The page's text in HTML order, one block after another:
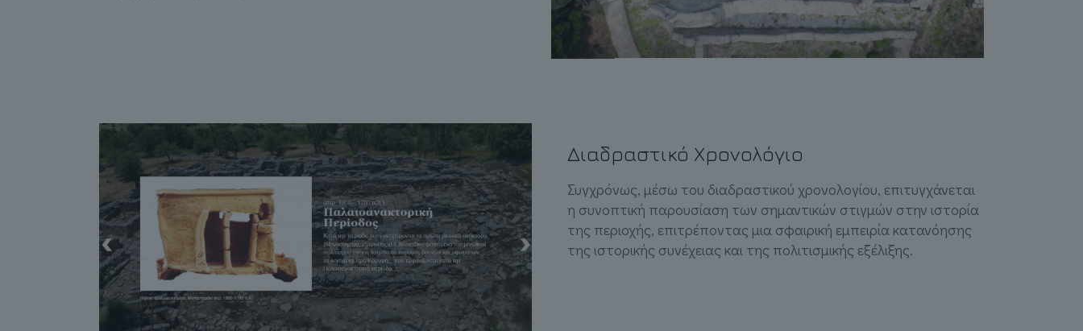
Διαδραστικό Χρονολόγιο
Συγχρόνως, μέσω του διαδραστικού χρονολογίου, επιτυγχάνεται
η συνοπτική παρουσίαση των σημαντικών στιγμών στην ιστορία
της περιοχής, επιτρέποντας μια σφαιρική εμπειρία κατανόησης
της ιστορικής συνέχειας και της πολιτισμικής εξέλιξης.